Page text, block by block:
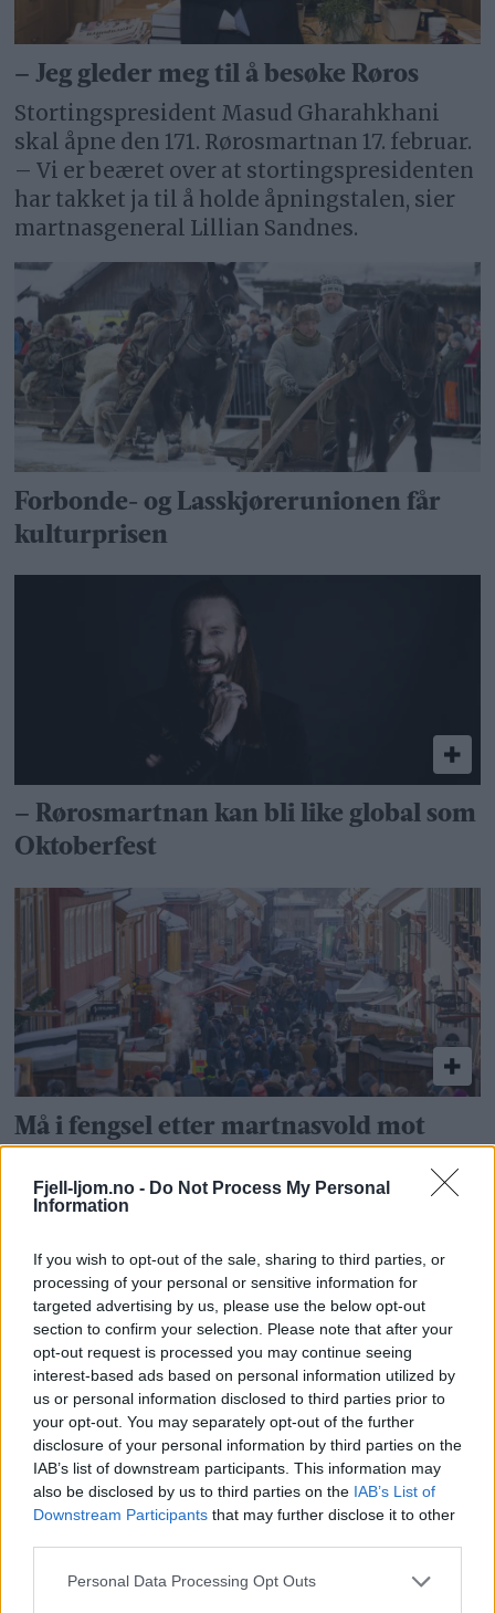
Fjell-ljom.no - Do Not Process My Personal
Information
If you wish to opt-out of the sale, sharing to third parties, or
processing of your personal or sensitive information for
targeted advertising by us, please use the below opt-out
section to confirm your selection. Please note that after your
opt-out request is processed you may continue seeing
interest-based ads based on personal information utilized by
us or personal information disclosed to third parties prior to
your opt-out. You may separately opt-out of the further
disclosure of your personal information by third parties on the
IAB’s list of downstream participants. This information may
also be disclosed by us to third parties on the IAB’s List of
Downstream Participants that may further disclose it to other
Personal Data Processing Opt Outs
– Jeg gleder meg til å besøke Røros
Stortingspresident Masud Gharahkhani
skal åpne den 171. Rørosmartnan 17. februar.
– Vi er beæret over at stortingspresidenten
har takket ja til å holde åpningstalen, sier
martnasgeneral Lillian Sandnes.
Forbonde- og Lasskjørerunionen får
kulturprisen
– Rørosmartnan kan bli like global som
Oktoberfest
Må i fengsel etter martnasvold mot
Legg til rette for nye innbyggere!